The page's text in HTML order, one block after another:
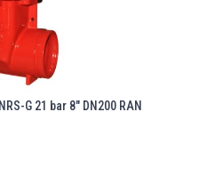
G 21 bar 8″ DN200 RAN